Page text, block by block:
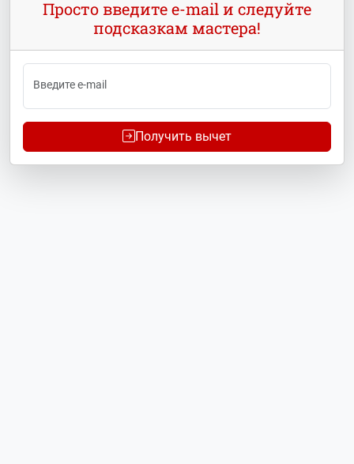
Просто введите e-mail и следуйте
подсказкам мастера!
Введите e-mail
Получить вычет